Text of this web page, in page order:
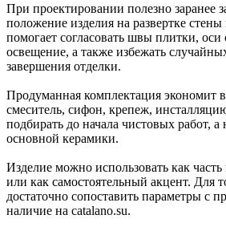
При проектировании полезно заранее
положение изделия на развертке
помогает согласовать швы плитки, оси
освещение, а также избежать
завершения отделки.
Продуманная комплектация экономит
смеситель, сифон, крепеж,
подбирать до начала чистовых работ, а
основной керамики.
Изделие можно использовать как
или как самостоятельный акцент. Для
достаточно сопоставить параметры с
наличие на catalano.su.